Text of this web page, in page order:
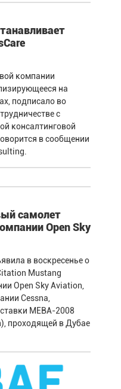
компании
на
подписало во
с
консалтинговой
в сообщении
самолет
Open Sky
в воскресенье о
Mustang
Open Sky Aviation,
Cessna,
MEBA-2008
проходящей в Дубае